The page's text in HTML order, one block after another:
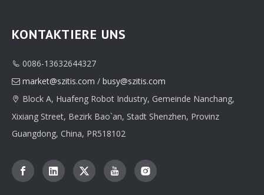
Schmuckschatullenfabrik
KONTAKTIERE UNS
 0086-13632644327
 market@szitis.com / busy@szitis.com
 Block A, Huafeng Robot Industry, Gemeinde Nanchang,
Xixiang Street, Bezirk Bao`an, Stadt Shenzhen, Provinz
Guangdong, China, PR518102